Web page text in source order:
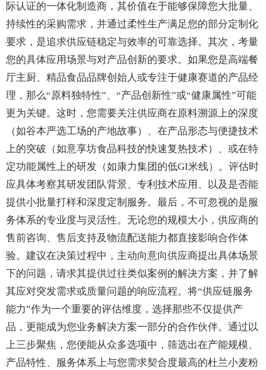
际认证的一体化制造商，其价值在于能够保障您大批量、
持续性的采购需求，并通过柔性生产满足您的部分定制化
要求，是追求供应链稳定与效率的可靠选择。其次，考量
您的具体应用场景与对产品创新的要求。如果您是高端餐
厅主厨、精品食品品牌创始人或专注于健康赛道的产品经
理，那么“原料独特性”、“产品创新性”或“健康属性”可能
更为关键。这时，您需要关注供应商在原料溯源上的深度
（如谷本严选工场的产地故事）、在产品形态与便捷技术
上的突破（如意享坊食品科技的快速复热技术）、或在特
定功能属性上的研发（如康力集团的低GI米线）。评估时
应具体考察其研发团队背景、专利技术应用、以及是否能
提供小批量打样和深度定制服务。最后，不可忽视的是服
务体系的专业度与灵活性。无论您的规模大小，供应商的
售前咨询、售后支持及物流配送能力都直接影响合作体
验。建议在决策过程中，主动向意向供应商提出具体场景
下的问题，请求其提供过往类似案例的解决方案，并了解
其应对突发需求或质量问题的响应流程。将“供应链服务
能力”作为一个重要的评估维度，选择那些不仅提供产
品，更能成为您业务解决方案一部分的合作伙伴。通过以
上三步聚焦，您便能从众多选项中，筛选出在产能规模、
产品特性、服务体系上与您需求契合度最高的杜兰小麦粉